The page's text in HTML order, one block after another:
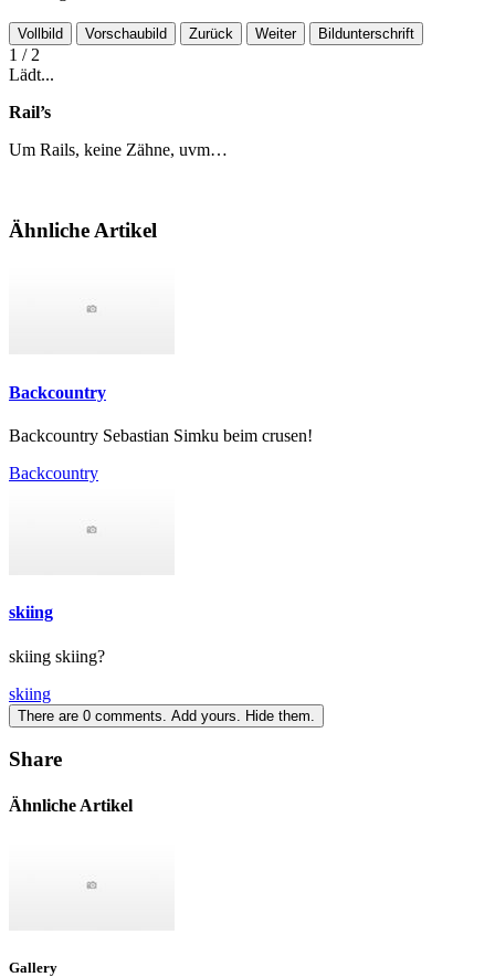
Vollbild Vorschaubild Zurück Weiter Bildunterschrift
1 / 2
Lädt...
Rail’s
Um Rails, keine Zähne, uvm…
Ähnliche Artikel
Backcountry
Backcountry Sebastian Simku beim crusen!
Backcountry
skiing
skiing skiing?
skiing
There are 0 comments. Add yours. Hide them.
Share
Ähnliche Artikel
Gallery